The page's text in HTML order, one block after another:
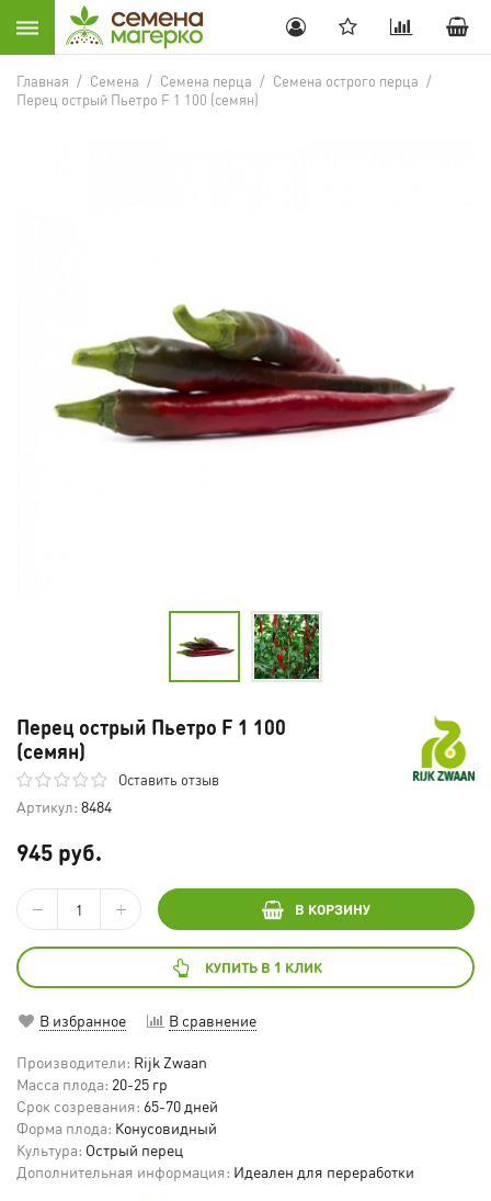
Главная / Семена / Семена перца / Семена острого перца /
Перец острый Пьетро F 1 100 (семян)
Перец острый Пьетро F 1 100
(семян)
Оставить отзыв
Артикул: 8484
945 руб.
В КОРЗИНУ
КУПИТЬ В 1 КЛИК
В избранное В сравнение
Производители: Rijk Zwaan
Масса плода: 20-25 гр
Срок созревания: 65-70 дней
Форма плода: Конусовидный
Культура: Острый перец
Дополнительная информация: Идеален для переработки